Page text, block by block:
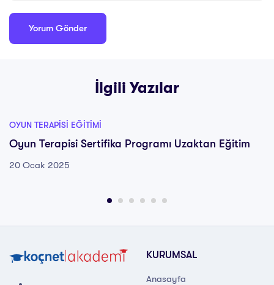
İlgili Yazılar
OYUN TERAPISI EĞITIMI
Oyun Terapisi Sertifika Programı Uzaktan Eğitim
20 Ocak 2025
KURUMSAL
Anasayfa